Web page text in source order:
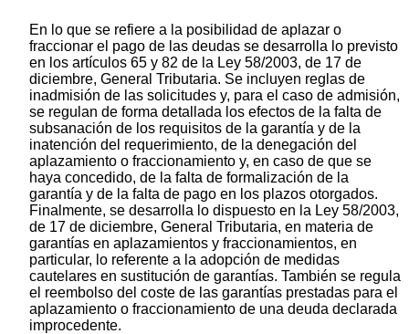
En lo que se refiere a la posibilidad de aplazar o
fraccionar el pago de las deudas se desarrolla lo previsto
en los artículos 65 y 82 de la Ley 58/2003, de 17 de
diciembre, General Tributaria. Se incluyen reglas de
inadmisión de las solicitudes y, para el caso de admisión,
se regulan de forma detallada los efectos de la falta de
subsanación de los requisitos de la garantía y de la
inatención del requerimiento, de la denegación del
aplazamiento o fraccionamiento y, en caso de que se
haya concedido, de la falta de formalización de la
garantía y de la falta de pago en los plazos otorgados.
Finalmente, se desarrolla lo dispuesto en la Ley 58/2003,
de 17 de diciembre, General Tributaria, en materia de
garantías en aplazamientos y fraccionamientos, en
particular, lo referente a la adopción de medidas
cautelares en sustitución de garantías. También se regula
el reembolso del coste de las garantías prestadas para el
aplazamiento o fraccionamiento de una deuda declarada
improcedente.